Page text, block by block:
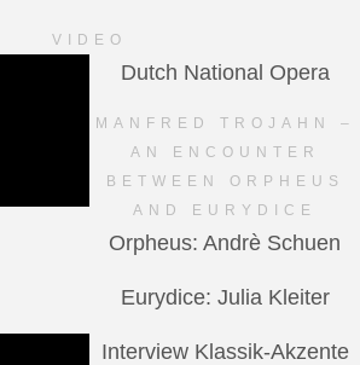
VIDEO
Dutch National Opera
MANFRED TROJAHN –
AN ENCOUNTER
BETWEEN ORPHEUS
AND EURYDICE
Orpheus: Andrè Schuen
Eurydice: Julia Kleiter
Interview Klassik-Akzente